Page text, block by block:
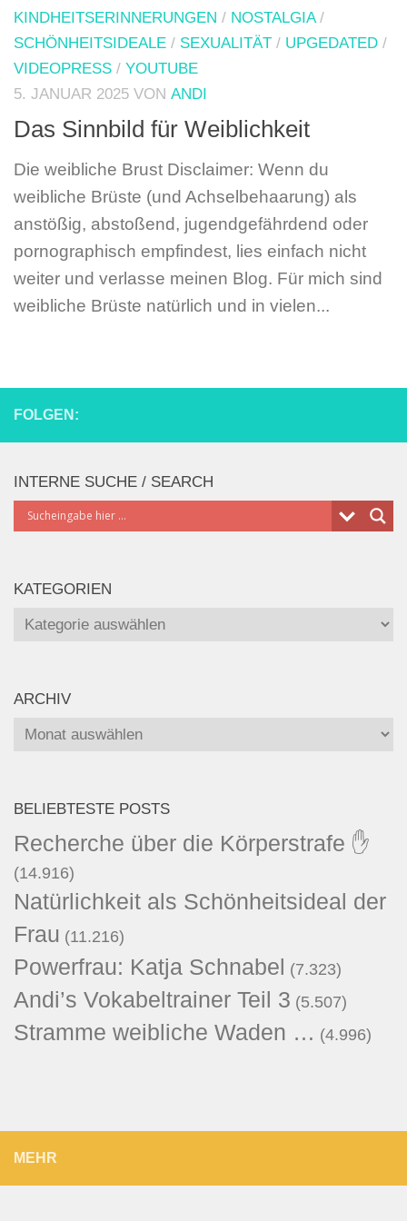
KINDHEITSERINNERUNGEN / NOSTALGIA/
SCHÖNHEITSIDEALE / SEXUALITÄT / UPGEDATED /
VIDEOPRESS / YOUTUBE
5. JANUAR 2025 VON ANDI
Das Sinnbild für Weiblichkeit
Die weibliche Brust Disclaimer: Wenn du
weibliche Brüste (und Achselbehaarung) als
anstößig, abstoßend, jugendgefährdend oder
pornographisch empfindest, lies einfach nicht
weiter und verlasse meinen Blog. Für mich sind
weibliche Brüste natürlich und in vielen...
FOLGEN:
INTERNE SUCHE / SEARCH
KATEGORIEN
Kategorien
ARCHIV
Archiv
BELIEBTESTE POSTS
Recherche über die Körperstrafe ✋
(14.916)
Natürlichkeit als Schönheitsideal der
Frau (11.216)
Powerfrau: Katja Schnabel (7.323)
Andi’s Vokabeltrainer Teil 3 (5.507)
Stramme weibliche Waden … (4.996)
MEHR